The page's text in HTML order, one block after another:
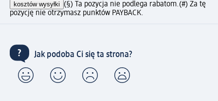
kosztów wysyłki (§) Ta pozycja nie podlega rabatom.(#) Za tę
pozycję nie otrzymasz punktów PAYBACK.
Jak podoba Ci się ta strona?